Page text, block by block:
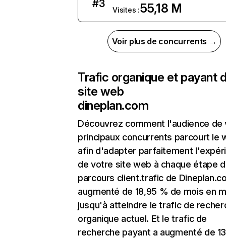
#3
Visites :55,18 M
Voir plus de concurrents →
Trafic organique et payant
site web
dineplan.com
Découvrez comment l'audience de
principaux concurrents parcourt le
afin d'adapter parfaitement
de votre site web à chaque étape
parcours client.trafic de
augmenté de 18,95 % de mois en
jusqu'à atteindre le trafic de
organique actuel. Et le trafic de
recherche payant a augmenté de